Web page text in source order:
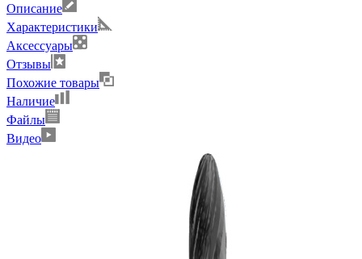
Описание
Характеристики
Аксессуары
Отзывы
Похожие товары
Наличие
Файлы
Видео